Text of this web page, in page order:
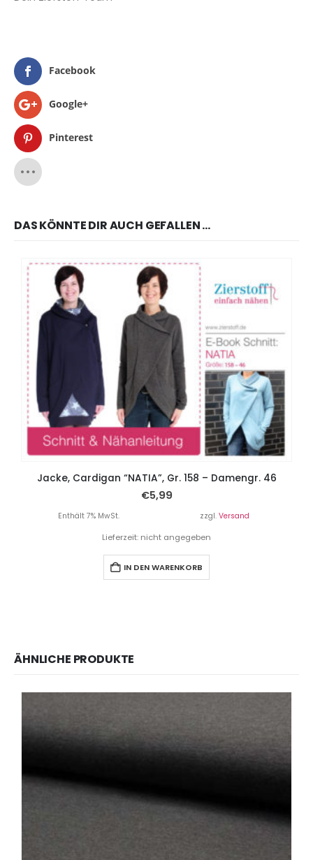
Facebook
Google+
Pinterest
DAS KÖNNTE DIR AUCH GEFALLEN …
Jacke, Cardigan “NATIA”, Gr. 158 – Damengr. 46
€5,99
Enthält 7% MwSt. zzgl. Versand
Lieferzeit: nicht angegeben
IN DEN WARENKORB
ÄHNLICHE PRODUKTE